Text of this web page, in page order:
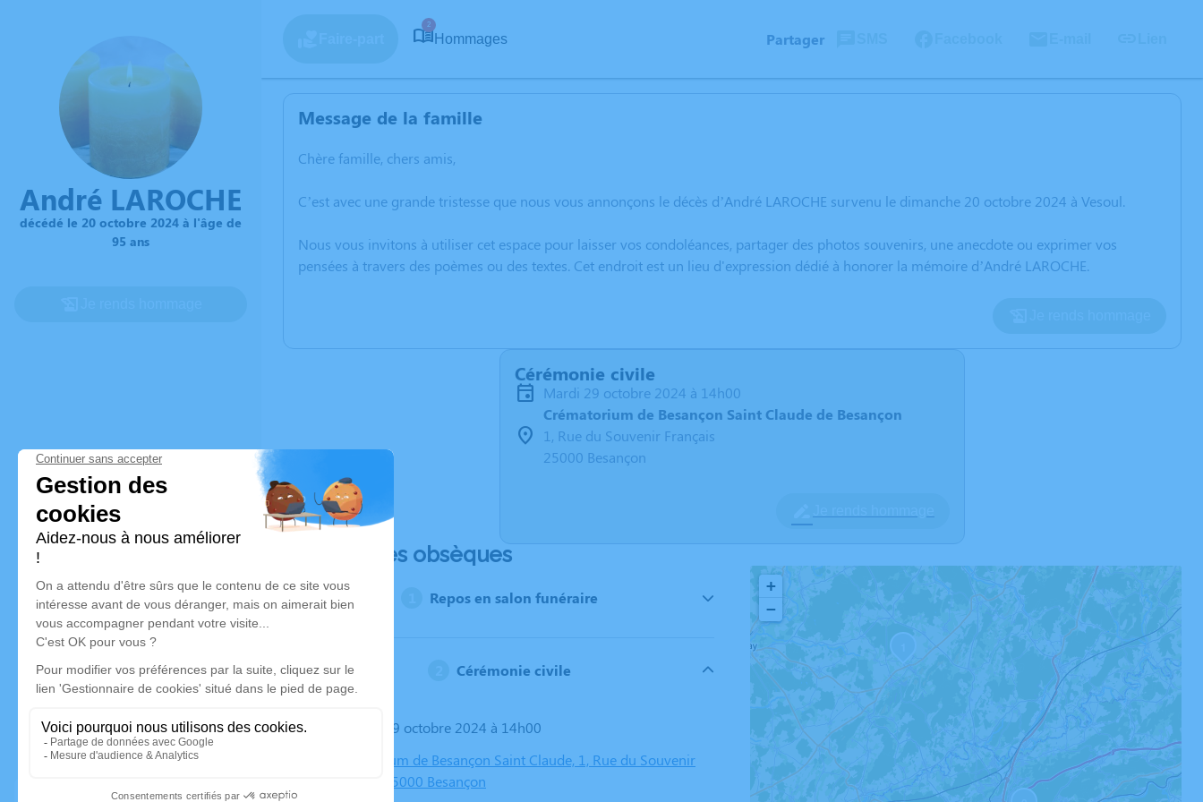
André LAROCHE
décédé le 20 octobre 2024 à l'âge de
95 ans
2
Hommages Partager
Message de la famille
Chère famille, chers amis,
C’est avec une grande tristesse que nous vous annonçons le décès d’André LAROCHE survenu le dimanche 20 octobre 2024 à Vesoul.
Nous vous invitons à utiliser cet espace pour laisser vos condoléances, partager des photos souvenirs, une anecdote ou exprimer vos
pensées à travers des poèmes ou des textes. Cet endroit est un lieu d'expression dédié à honorer la mémoire d’André LAROCHE.
Cérémonie civile
mardi 29 octobre 2024 à 14h00
Crématorium de Besançon Saint Claude de Besançon
1, Rue du Souvenir Français
25000 Besançon
Déroulé des obsèques
Repos en salon funéraire
Cérémonie civile
Le mardi 29 octobre 2024 à 14h00
Crématorium de Besançon Saint Claude, 1, Rue du Souvenir
Français, 25000 Besançon
+
−